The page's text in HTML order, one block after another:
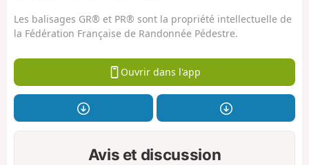
Les balisages GR® et PR® sont la propriété intellectuelle de
la Fédération Française de Randonnée Pédestre.
Ouvrir dans l'app
Avis et discussion